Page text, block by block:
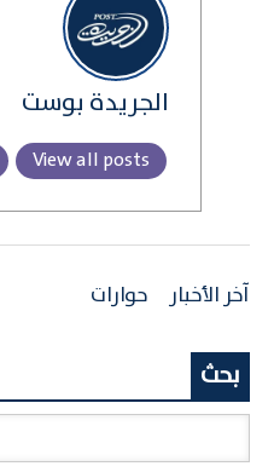
الجريدة بوست
View all posts
آخر الأخبار حوارات
بحث